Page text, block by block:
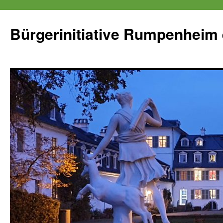
springen
Bürgerinitiative Rumpenheim